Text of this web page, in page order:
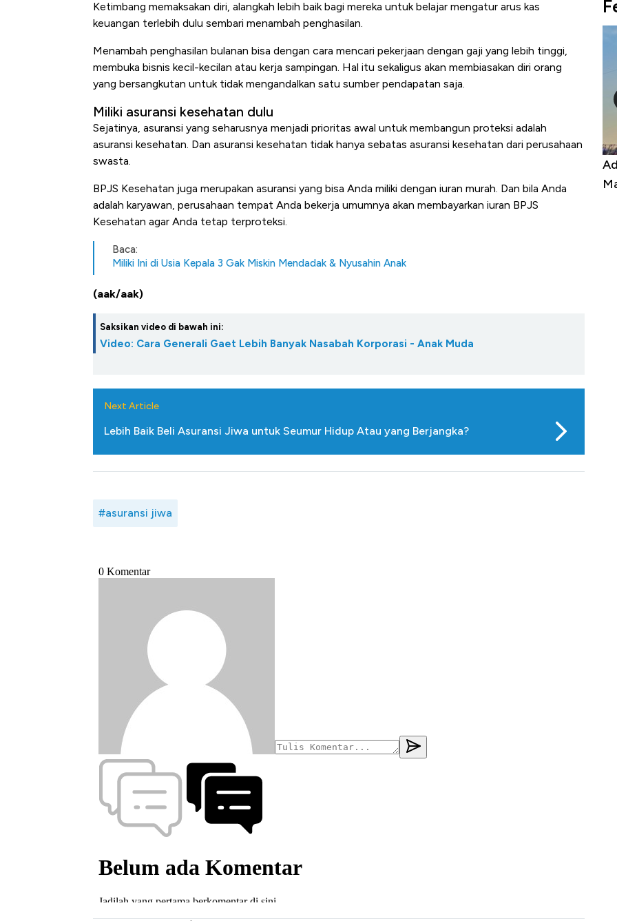
Ketimbang memaksakan diri, alangkah lebih baik bagi mereka untuk belajar mengatur arus kas
keuangan terlebih dulu sembari menambah penghasilan.
Menambah penghasilan bulanan bisa dengan cara mencari pekerjaan dengan gaji yang lebih tinggi,
membuka bisnis kecil-kecilan atau kerja sampingan. Hal itu sekaligus akan membiasakan diri orang
yang bersangkutan untuk tidak mengandalkan satu sumber pendapatan saja.
Miliki asuransi kesehatan dulu
Sejatinya, asuransi yang seharusnya menjadi prioritas awal untuk membangun proteksi adalah
asuransi kesehatan. Dan asuransi kesehatan tidak hanya sebatas asuransi kesehatan dari perusahaan
swasta.
BPJS Kesehatan juga merupakan asuransi yang bisa Anda miliki dengan iuran murah. Dan bila Anda
adalah karyawan, perusahaan tempat Anda bekerja umumnya akan membayarkan iuran BPJS
Kesehatan agar Anda tetap terproteksi.
Baca:
Miliki Ini di Usia Kepala 3 Gak Miskin Mendadak & Nyusahin Anak
(aak/aak)
Saksikan video di bawah ini:
Video: Cara Generali Gaet Lebih Banyak Nasabah Korporasi - Anak Muda
Next Article
Lebih Baik Beli Asuransi Jiwa untuk Seumur Hidup Atau yang Berjangka?
#asuransi jiwa
Tembaga Terbang ke Zona Berbahaya
Mana yang Cuannya Paling Menyala?